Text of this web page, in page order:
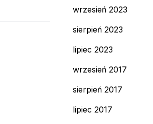
wrzesień 2023
sierpień 2023
lipiec 2023
wrzesień 2017
sierpień 2017
lipiec 2017